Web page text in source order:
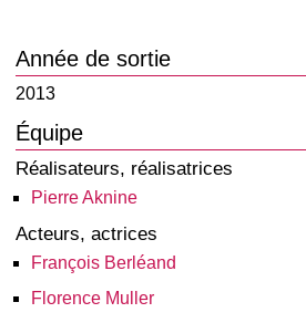
Année de sortie
2013
Équipe
Réalisateurs, réalisatrices
Pierre Aknine
Acteurs, actrices
François Berléand
Florence Muller